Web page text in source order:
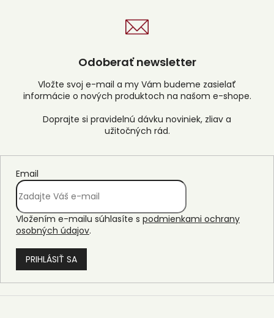
Odoberať newsletter
Vložte svoj e-mail a my Vám budeme zasielať
informácie o nových produktoch na našom e-shope.
Email
Vložením e-mailu súhlasíte s podmienkami ochrany
osobných údajov.
PRIHLÁSIŤ SA
Z